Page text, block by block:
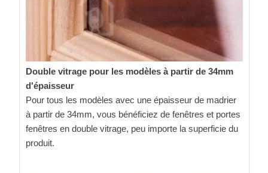
Double vitrage pour les modèles à partir de 34mm
d'épaisseur
Pour tous les modèles avec une épaisseur de madrier
à partir de 34mm, vous bénéficiez de fenêtres et portes
fenêtres en double vitrage, peu importe la superficie du
produit.